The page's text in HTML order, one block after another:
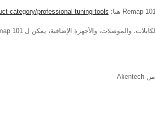
category/professional-tuning-tools/